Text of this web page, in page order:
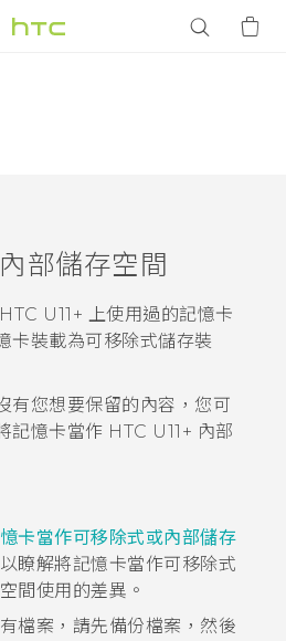
部儲存空間
HTC U11‍+ 上使用過的記憶卡
卡裝載為可移除式儲存裝
有您想要保留的內容，您可
記憶卡當作 HTC U11‍+ 內部
卡當作可移除式或內部儲存
以瞭解將記憶卡當作可移除式
間使用的差異。
檔案，請先備份檔案，然後